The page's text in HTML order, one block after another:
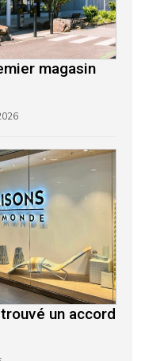
magasin
un accord